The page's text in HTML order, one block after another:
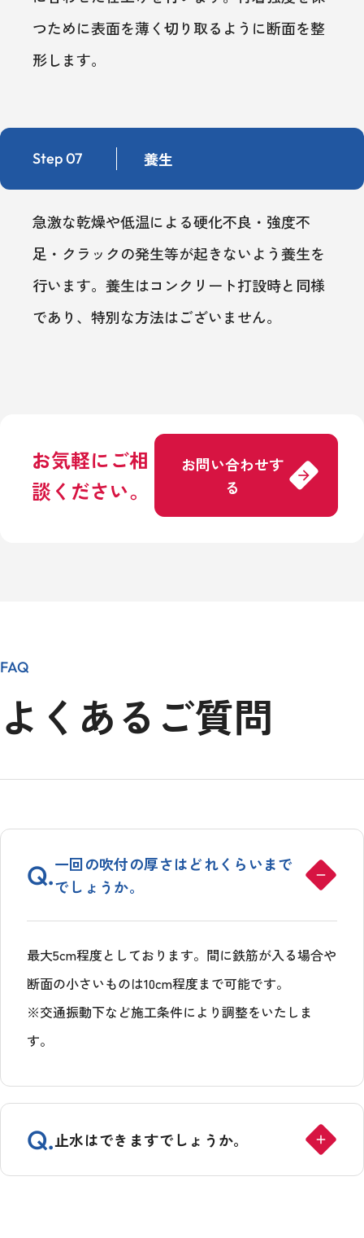
つために表面を薄く切り取るように断面を整
形します。
Step 07 養生
急激な乾燥や低温による硬化不良・強度不
足・クラックの発生等が起きないよう養生を
行います。養生はコンクリート打設時と同様
であり、特別な方法はございません。
お気軽にご相
談ください。
お問い合わせす
る
arrow_forward
FAQ
よくあるご質問
Q.一回の吹付の厚さはどれくらいまで
でしょうか。
最大5cm程度としております。間に鉄筋が入る場合や
断面の小さいものは10cm程度まで可能です。
※交通振動下など施工条件により調整をいたしま
す。
Q.止水はできますでしょうか。